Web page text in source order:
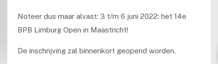
Noteer dus maar alvast: 3 t/m 6 juni 2022: het 14e
BPB Limburg Open in Maastricht!
De inschrijving zal binnenkort geopend worden.